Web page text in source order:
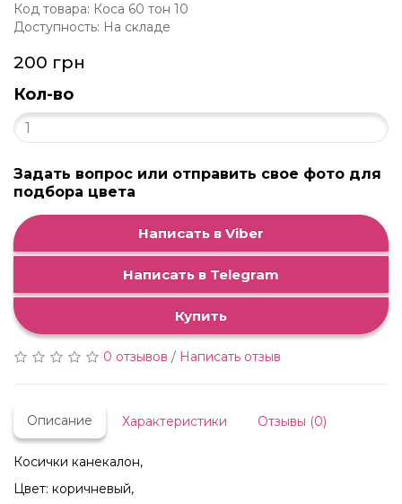
Код товара: Коса 60 тон 10
Доступность: На складе
200 грн
Кол-во
Задать вопрос или отправить свое фото для
подбора цвета
Написать в Viber
Написать в Telegram
Купить
0 отзывов / Написать отзыв
Описание Характеристики Отзывы (0)
Косички канекалон,
Цвет: коричневый,